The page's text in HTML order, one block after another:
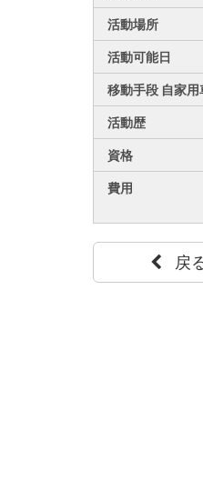
活動場所
活動可能日
移動手段 自家用
活動歴
資格
費用
戻